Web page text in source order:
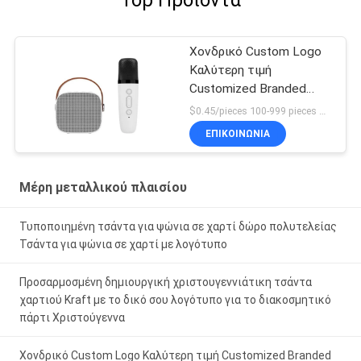
Χονδρικό Custom Logo
Καλύτερη τιμή
Customized Branded
Printing Μαύρο χαρτόνι
σακούλι κρασιού
$0.45/pieces 100-999 pieces MOQ:100 κομμάτια
ΕΠΙΚΟΙΝΩΝΙΑ
Μέρη μεταλλικού πλαισίου
Τυποποιημένη τσάντα για ψώνια σε χαρτί δώρο πολυτελείας
Τσάντα για ψώνια σε χαρτί με λογότυπο
Προσαρμοσμένη δημιουργική χριστουγεννιάτικη τσάντα
χαρτιού Kraft με το δικό σου λογότυπο για το διακοσμητικό
πάρτι Χριστούγεννα
Χονδρικό Custom Logo Καλύτερη τιμή Customized Branded